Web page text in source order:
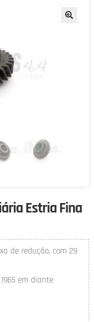
Estria Fina
de redução, com 29
em diante